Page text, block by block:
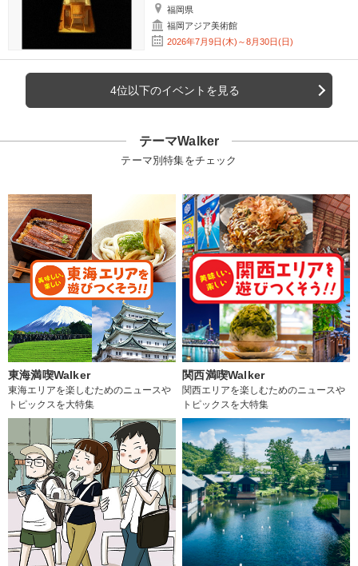
福岡県
福岡アジア美術館
2026年7月9日(木)～8月30日(日)
4位以下のイベントを見る
テーマWalker
テーマ別特集をチェック
東海満喫Walker
東海エリアを楽しむためのニュースや
トピックスを大特集
関西満喫Walker
関西エリアを楽しむためのニュースや
トピックスを大特集